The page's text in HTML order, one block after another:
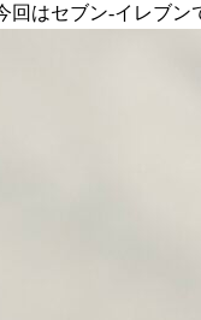
はセブン-イレブン